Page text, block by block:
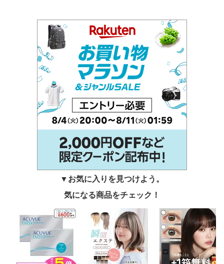
▼お気に入りを見つけよう。
気になる商品をチェック！